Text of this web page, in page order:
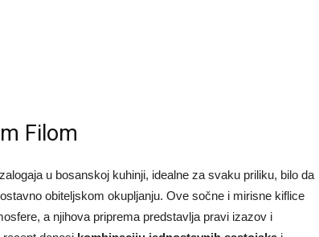
Filom
u bosanskoj kuhinji, idealne za svaku priliku, bilo da
obiteljskom okupljanju. Ove sočne i mirisne kiflice
a njihova priprema predstavlja pravi izazov i